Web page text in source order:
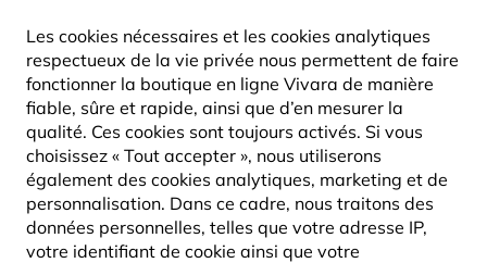
Les cookies nécessaires et les cookies analytiques
respectueux de la vie privée nous permettent de faire
fonctionner la boutique en ligne Vivara de manière
fiable, sûre et rapide, ainsi que d’en mesurer la
qualité. Ces cookies sont toujours activés. Si vous
choisissez « Tout accepter », nous utiliserons
également des cookies analytiques, marketing et de
personnalisation. Dans ce cadre, nous traitons des
données personnelles, telles que votre adresse IP,
votre identifiant de cookie ainsi que votre
10% DE RÉDUCTION